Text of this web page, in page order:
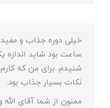
ساعت بود شاید اندازه
شنیدم. برای من که
نکات بسیار جذاب بود.
ممنون از شما آقای